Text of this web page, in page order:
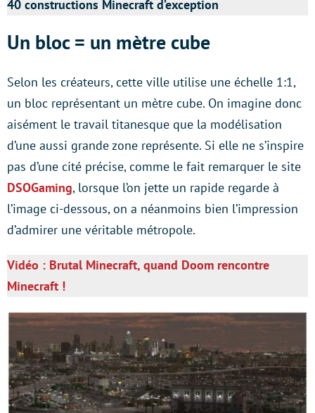
40 constructions Minecraft d’exception
Un bloc = un mètre cube
Selon les créateurs, cette ville utilise une échelle 1:1,
un bloc représentant un mètre cube. On imagine donc
aisément le travail titanesque que la modélisation
d’une aussi grande zone représente. Si elle ne s’inspire
pas d’une cité précise, comme le fait remarquer le site
DSOGaming, lorsque l’on jette un rapide regarde à
l’image ci-dessous, on a néanmoins bien l’impression
d’admirer une véritable métropole.
Vidéo : Brutal Minecraft, quand Doom rencontre
Minecraft !